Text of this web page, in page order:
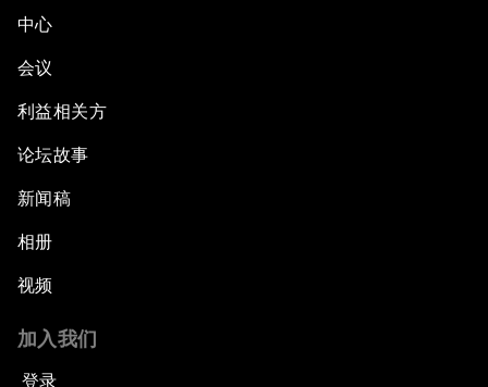
中心
会议
利益相关方
论坛故事
新闻稿
相册
视频
加入我们
登录